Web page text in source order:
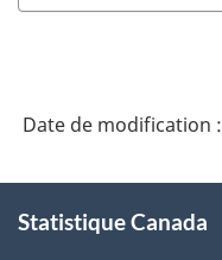
Date de modification :
propos
Statistique Canada